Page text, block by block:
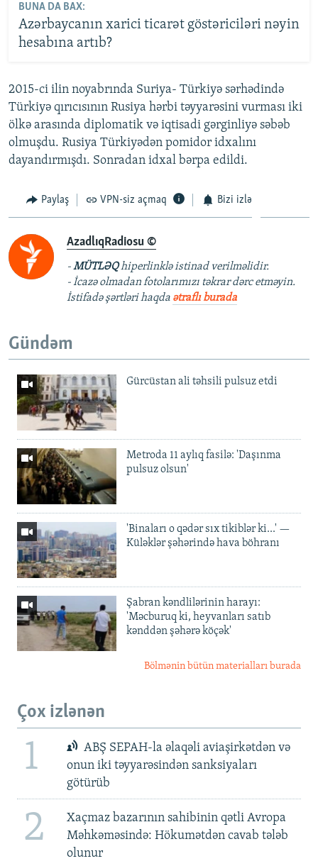
BUNA DA BAX:
Azərbaycanın xarici ticarət göstəriciləri nəyin
hesabına artıb?
2015-ci ilin noyabrında Suriya- Türkiyə sərhədində
Türkiyə qırıcısının Rusiya hərbi təyyarəsini vurması iki
ölkə arasında diplomatik və iqtisadi gərginliyə səbəb
olmuşdu. Rusiya Türkiyədən pomidor idxalını
dayandırmışdı. Sonradan idxal bərpa edildi.
Paylaş VPN-siz açmaq Bizi izlə
AzadlıqRadiosu ©
-MÜTLƏQhiperlinklə istinad verilməlidir.
- İcazə olmadan fotolarımızı təkrar dərc etməyin.
İstifadə şərtləri haqda ətraflı burada
Gündəm
Gürcüstan ali təhsili pulsuz etdi
Metroda 11 aylıq fasilə: 'Daşınma
pulsuz olsun'
'Binaları o qədər sıx tikiblər ki...' —
Küləklər şəhərində hava böhranı
Şabran kəndlilərinin harayı:
'Məcburuq ki, heyvanları satıb
kənddən şəhərə köçək'
Bölmənin bütün materialları burada
Çox izlənən
1
ABŞ SEPAH-la əlaqəli aviaşirkətdən və
onun iki təyyarəsindən sanksiyaları
götürüb
2
Xaçmaz bazarının sahibinin qətli Avropa
Məhkəməsində: Hökumətdən cavab tələb
olunur